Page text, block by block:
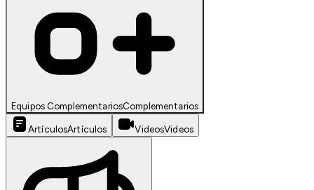
Equipos ComplementariosComplementarios
ArtículosArtículos VideosVideos